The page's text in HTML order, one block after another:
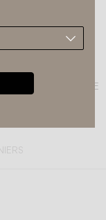
VOTRE AMBIANCE